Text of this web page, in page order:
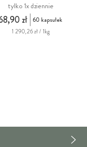
tylko 1x dziennie
zł
60 kapsułek
1 290,26 zł / 1kg